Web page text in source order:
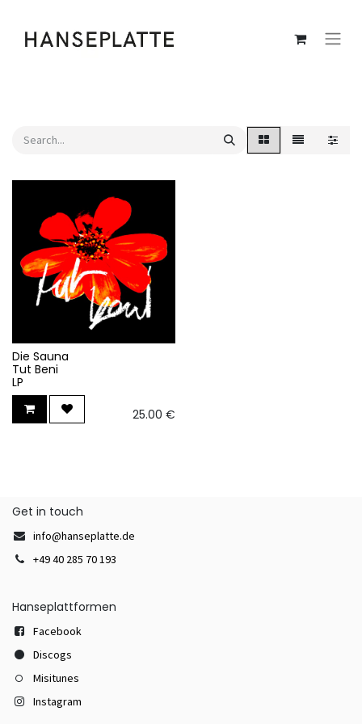
Die Sauna
Tut Beni
LP
25.00 €
Get in touch
info@hanseplatte.de
+49 40 285 70 193
Hanseplattformen
Facebook
Discogs
Misitunes
Instagram